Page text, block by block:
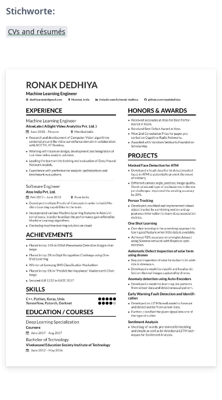
Stichworte:
CVs and résumés